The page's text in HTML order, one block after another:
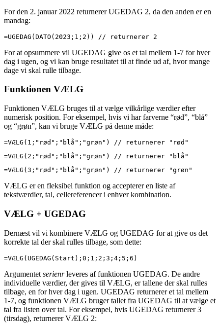
For den 2. januar 2022 returnerer UGEDAG 2, da den anden er en
mandag:
=UGEDAG(DATO(2023;1;2)) // returnerer 2
For at opsummere vil UGEDAG give os et tal mellem 1-7 for hver
dag i ugen, og vi kan bruge resultatet til at finde ud af, hvor mange
dage vi skal rulle tilbage.
Funktionen VÆLG
Funktionen VÆLG bruges til at vælge vilkårlige værdier efter
numerisk position. For eksempel, hvis vi har farverne “rød”, “blå”
og “grøn”, kan vi bruge VÆLG på denne måde:
=VÆLG(1;"rød";"blå";"grøn") // returnerer "rød"
=VÆLG(2;"rød";"blå";"grøn") // returnerer "blå"
=VÆLG(3;"rød";"blå";"grøn") // returnerer "grøn"
VÆLG er en fleksibel funktion og accepterer en liste af
tekstværdier, tal, cellereferencer i enhver kombination.
VÆLG + UGEDAG
Dernæst vil vi kombinere VÆLG og UGEDAG for at give os det
korrekte tal der skal rulles tilbage, som dette:
=VÆLG(UGEDAG(Start);0;1;2;3;4;5;6)
Argumentet serienrleveres af funktionen UGEDAG. De andre
individuelle værdier, der gives til VÆLG, er tallene der skal rulles
tilbage, en for hver dag i ugen. UGEDAG returnerer et tal mellem
1-7, og funktionen VÆLG bruger tallet fra UGEDAG til at vælge et
tal fra listen over tal. For eksempel, hvis UGEDAG returnerer 3
(tirsdag), returnerer VÆLG 2: